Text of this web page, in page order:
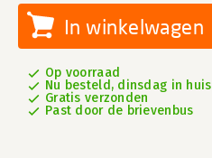
In winkelwagen
Op voorraad
Nu besteld, dinsdag in huis
Gratis verzonden
Past door de brievenbus